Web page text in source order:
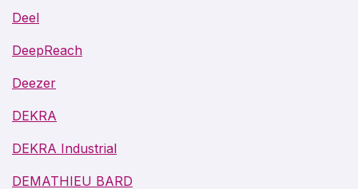
Deel
DeepReach
Deezer
DEKRA
DEKRA Industrial
DEMATHIEU BARD